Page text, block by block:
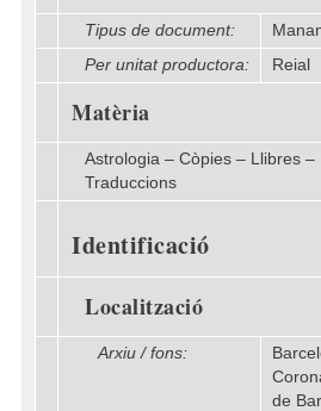
Tipus de document:
Per unitat productora:
Reial
Matèria
Astrologia – Còpies – Llibres –
Traduccions
Identificació
Localització
Arxiu / fons:
de